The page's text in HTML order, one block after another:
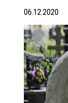
06.12.2020